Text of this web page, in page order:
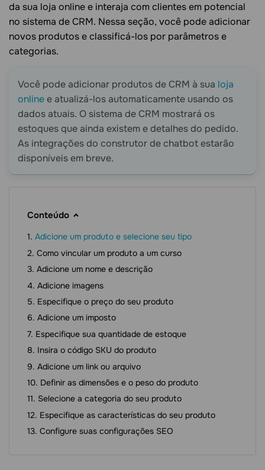
da sua loja online e interaja com clientes em potencial
no sistema de CRM. Nessa seção, você pode adicionar
novos produtos e classificá-los por parâmetros e
categorias.
Você pode adicionar produtos de CRM à sua loja
onlinee atualizá-los automaticamente usando os
dados atuais. O sistema de CRM mostrará os
estoques que ainda existem e detalhes do pedido.
As integrações do construtor de chatbot estarão
disponíveis em breve.
Conteúdo
Adicione um produto e selecione seu tipo
Como vincular um produto a um curso
Adicione um nome e descrição
Adicione imagens
Especifique o preço do seu produto
Adicione um imposto
Especifique sua quantidade de estoque
Insira o código SKU do produto
Adicione um link ou arquivo
Definir as dimensões e o peso do produto
Selecione a categoria do seu produto
Especifique as características do seu produto
Configure suas configurações SEO